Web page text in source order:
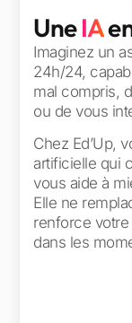
UneIA
Imaginez un
24h/24,
mal compris,
ou de vous
Chez Ed’Up,
artificielle qui
vous aide à
Elle ne
renforce
dans les